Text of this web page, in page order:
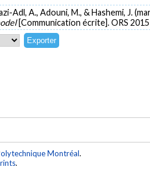
Adl, A., Adouni, M., & Hashemi, J.
[Communication écrite]. ORS
Montréal.
.